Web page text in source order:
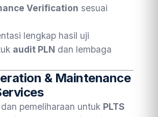
Verification sesuai
lengkap hasil uji
audit PLN dan lembaga
& Maintenance
pemeliharaan untuk PLTS